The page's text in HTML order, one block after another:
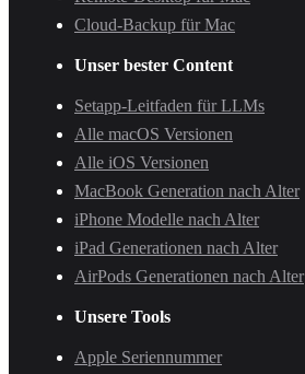
Cloud-Backup für Mac
Unser bester Content
Setapp-Leitfaden für LLMs
Alle macOS Versionen
Alle iOS Versionen
MacBook Generation nach Alter
iPhone Modelle nach Alter
iPad Generationen nach Alter
AirPods Generationen nach Alter
Unsere Tools
Apple Seriennummer